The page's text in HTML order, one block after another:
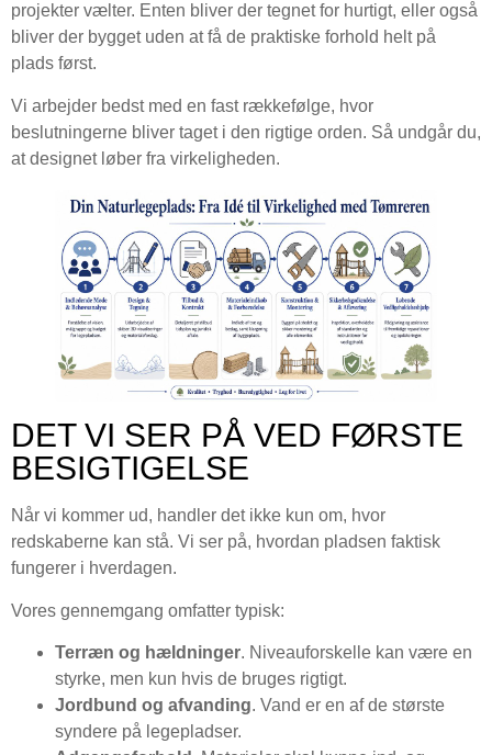
projekter vælter. Enten bliver der tegnet for hurtigt, eller også
bliver der bygget uden at få de praktiske forhold helt på
plads først.
Vi arbejder bedst med en fast rækkefølge, hvor
beslutningerne bliver taget i den rigtige orden. Så undgår du,
at designet løber fra virkeligheden.
DET VI SER PÅ VED FØRSTE
BESIGTIGELSE
Når vi kommer ud, handler det ikke kun om, hvor
redskaberne kan stå. Vi ser på, hvordan pladsen faktisk
fungerer i hverdagen.
Vores gennemgang omfatter typisk:
Terræn og hældninger. Niveauforskelle kan være en
styrke, men kun hvis de bruges rigtigt.
Jordbund og afvanding. Vand er en af de største
syndere på legepladser.